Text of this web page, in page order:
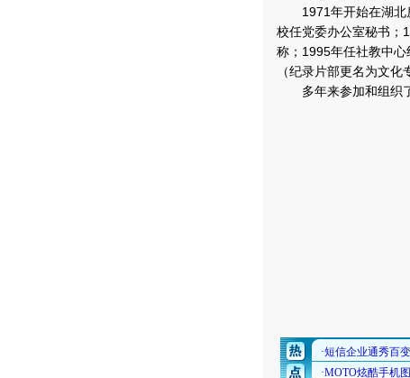
1971年开始在湖北房
校任党委办公室秘书；
称；1995年任社教中
（纪录片部更名为文化
多年来参加和组织了